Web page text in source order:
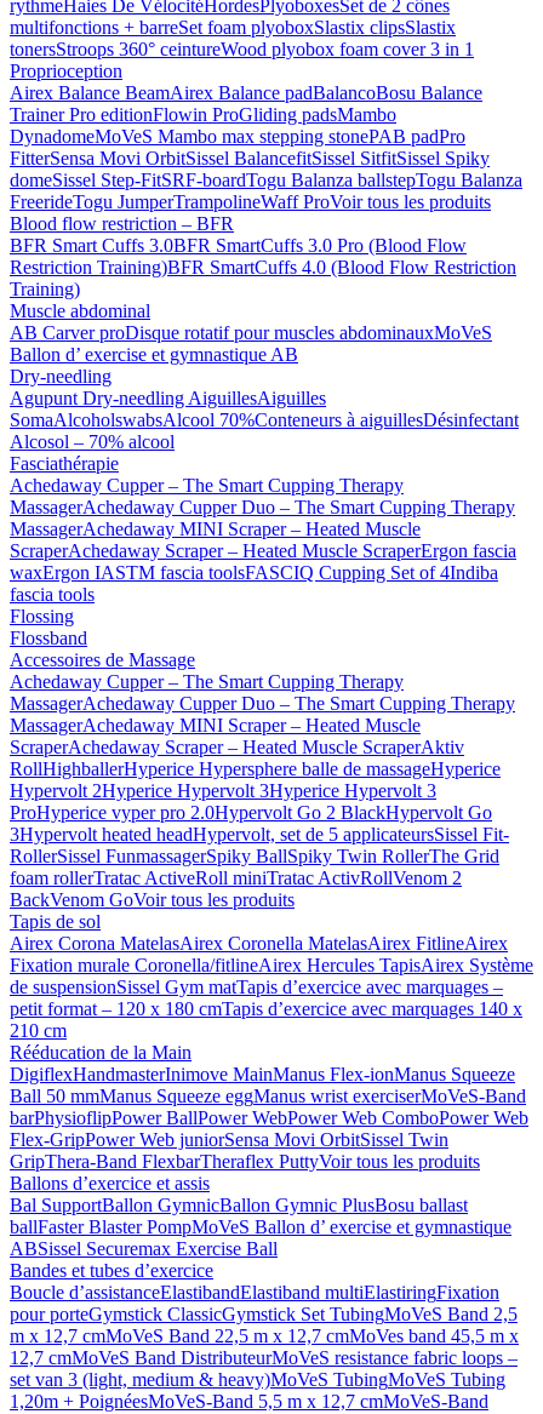
rythmeHaies De VélocitéHordesPlyoboxesSet de 2 cônes
multifonctions + barreSet foam plyoboxSlastix clipsSlastix
tonersStroops 360° ceintureWood plyobox foam cover 3 in 1
Proprioception
Airex Balance BeamAirex Balance padBalancoBosu Balance
Trainer Pro editionFlowin ProGliding padsMambo
DynadomeMoVeS Mambo max stepping stonePAB padPro
FitterSensa Movi OrbitSissel BalancefitSissel SitfitSissel Spiky
domeSissel Step-FitSRF-boardTogu Balanza ballstepTogu Balanza
FreerideTogu JumperTrampolineWaff ProVoir tous les produits
Blood flow restriction – BFR
BFR Smart Cuffs 3.0BFR SmartCuffs 3.0 Pro (Blood Flow
Restriction Training)BFR SmartCuffs 4.0 (Blood Flow Restriction
Training)
Muscle abdominal
AB Carver proDisque rotatif pour muscles abdominauxMoVeS
Ballon d’ exercise et gymnastique AB
Dry-needling
Agupunt Dry-needling AiguillesAiguilles
SomaAlcoholswabsAlcool 70%Conteneurs à aiguillesDésinfectant
Alcosol – 70% alcool
Fasciathérapie
Achedaway Cupper – The Smart Cupping Therapy
MassagerAchedaway Cupper Duo – The Smart Cupping Therapy
MassagerAchedaway MINI Scraper – Heated Muscle
ScraperAchedaway Scraper – Heated Muscle ScraperErgon fascia
waxErgon IASTM fascia toolsFASCIQ Cupping Set of 4Indiba
fascia tools
Flossing
Flossband
Accessoires de Massage
Achedaway Cupper – The Smart Cupping Therapy
MassagerAchedaway Cupper Duo – The Smart Cupping Therapy
MassagerAchedaway MINI Scraper – Heated Muscle
ScraperAchedaway Scraper – Heated Muscle ScraperAktiv
RollHighballerHyperice Hypersphere balle de massageHyperice
Hypervolt 2Hyperice Hypervolt 3Hyperice Hypervolt 3
ProHyperice vyper pro 2.0Hypervolt Go 2 BlackHypervolt Go
3Hypervolt heated headHypervolt, set de 5 applicateursSissel Fit-
RollerSissel FunmassagerSpiky BallSpiky Twin RollerThe Grid
foam rollerTratac ActiveRoll miniTratac ActivRollVenom 2
BackVenom GoVoir tous les produits
Tapis de sol
Airex Corona MatelasAirex Coronella MatelasAirex FitlineAirex
Fixation murale Coronella/fitlineAirex Hercules TapisAirex Système
de suspensionSissel Gym matTapis d’exercice avec marquages –
petit format – 120 x 180 cmTapis d’exercice avec marquages 140 x
210 cm
Rééducation de la Main
DigiflexHandmasterInimove MainManus Flex-ionManus Squeeze
Ball 50 mmManus Squeeze eggManus wrist exerciserMoVeS-Band
barPhysioflipPower BallPower WebPower Web ComboPower Web
Flex-GripPower Web juniorSensa Movi OrbitSissel Twin
GripThera-Band FlexbarTheraflex PuttyVoir tous les produits
Ballons d’exercice et assis
Bal SupportBallon GymnicBallon Gymnic PlusBosu ballast
ballFaster Blaster PompMoVeS Ballon d’ exercise et gymnastique
ABSissel Securemax Exercise Ball
Bandes et tubes d’exercice
Boucle d’assistanceElastibandElastiband multiElastiringFixation
pour porteGymstick ClassicGymstick Set TubingMoVeS Band 2,5
m x 12,7 cmMoVeS Band 22,5 m x 12,7 cmMoVes band 45,5 m x
12,7 cmMoVeS Band DistributeurMoVeS resistance fabric loops –
set van 3 (light, medium & heavy)MoVeS TubingMoVeS Tubing
1,20m + PoignéesMoVeS-Band 5,5 m x 12,7 cmMoVeS-Band